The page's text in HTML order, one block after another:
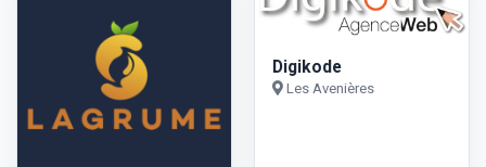
Digikode
Les Avenières